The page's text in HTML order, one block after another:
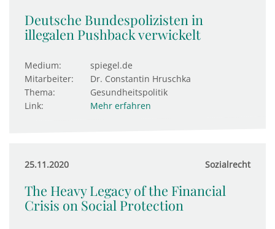
Deutsche Bundespolizisten in
illegalen Pushback verwickelt
Medium:
spiegel.de
Mitarbeiter:
Dr. Constantin Hruschka
Thema:
Gesundheitspolitik
Link:
Mehr erfahren
25.11.2020 Sozialrecht
The Heavy Legacy of the Financial
Crisis on Social Protection